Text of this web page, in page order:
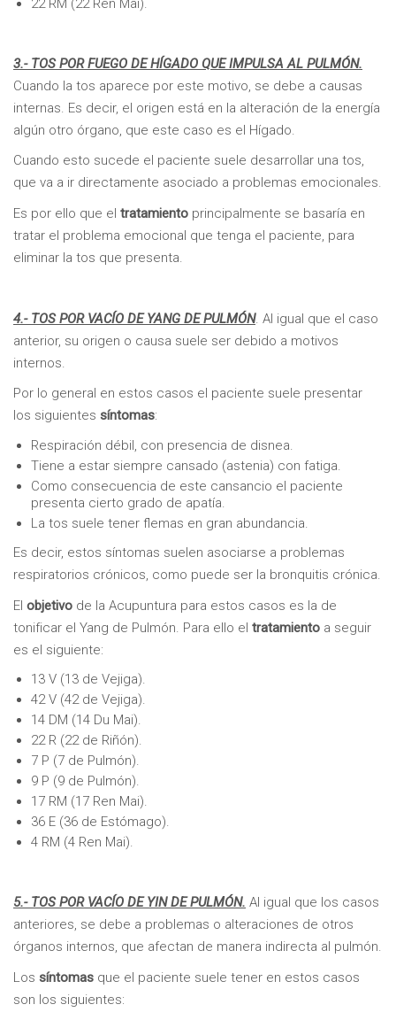
3.- TOS POR FUEGO DE HÍGADO QUE IMPULSA AL PULMÓN.
Cuando la tos aparece por este motivo, se debe a causas
internas. Es decir, el origen está en la alteración de la energía
algún otro órgano, que este caso es el Hígado.
Cuando esto sucede el paciente suele desarrollar una tos,
que va a ir directamente asociado a problemas emocionales.
Es por ello que el tratamiento principalmente se basaría en
tratar el problema emocional que tenga el paciente, para
eliminar la tos que presenta.
4.- TOS POR VACÍO DE YANG DE PULMÓN. Al igual que el caso
anterior, su origen o causa suele ser debido a motivos
internos.
Por lo general en estos casos el paciente suele presentar
los siguientes síntomas:
Respiración débil, con presencia de disnea.
Tiene a estar siempre cansado (astenia) con fatiga.
Como consecuencia de este cansancio el paciente
presenta cierto grado de apatía.
La tos suele tener flemas en gran abundancia.
Es decir, estos síntomas suelen asociarse a problemas
respiratorios crónicos, como puede ser la bronquitis crónica.
El objetivo de la Acupuntura para estos casos es la de
tonificar el Yang de Pulmón. Para ello el tratamiento a seguir
es el siguiente:
13 V (13 de Vejiga).
42 V (42 de Vejiga).
14 DM (14 Du Mai).
22 R (22 de Riñón).
7 P (7 de Pulmón).
9 P (9 de Pulmón).
17 RM (17 Ren Mai).
36 E (36 de Estómago).
4 RM (4 Ren Mai).
5.- TOS POR VACÍO DE YIN DE PULMÓN. Al igual que los casos
anteriores, se debe a problemas o alteraciones de otros
órganos internos, que afectan de manera indirecta al pulmón.
Los síntomas que el paciente suele tener en estos casos
son los siguientes: